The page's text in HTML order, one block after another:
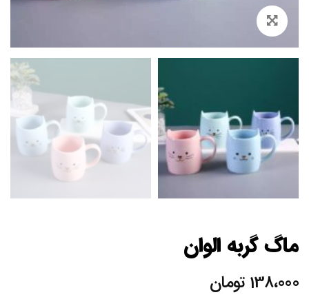
Zoom
ماگ گربه الوان
138،000 تومان